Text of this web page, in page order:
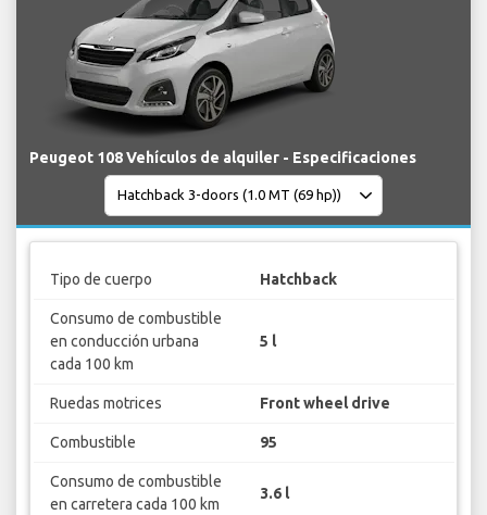
Peugeot 108 Vehículos de alquiler - Especificaciones
Tipo de cuerpo Hatchback
Consumo de combustible
en conducción urbana
cada 100 km
5 l
Ruedas motrices Front wheel drive
Combustible 95
Consumo de combustible
en carretera cada 100 km
3.6 l